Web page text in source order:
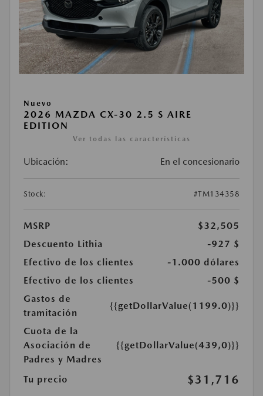
Nuevo
2026 MAZDA CX-30 2.5 S AIRE
EDITION
Ver todas las características
Ubicación: En el concesionario
Stock: #TM134358
MSRP
$32,505
Descuento Lithia
-927 $
Efectivo de los clientes
-1.000 dólares
Efectivo de los clientes
-500 $
Gastos de
tramitación
{{getDollarValue(1199.0)}}
Cuota de la
Asociación de
Padres y Madres
{{getDollarValue(439,0)}}
Tu precio $31,716